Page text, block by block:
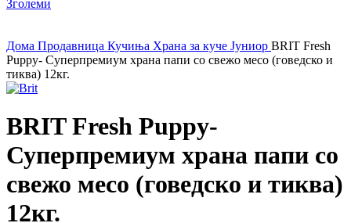
Зголеми
Дома Продавница Кучиња Храна за куче Јуниор BRIT Fresh
Puppy- Суперпремиум храна папи со свежо месо (говедско и
тиква) 12кг.
BRIT Fresh Puppy-
Суперпремиум храна папи со
свежо месо (говедско и тиква)
12кг.